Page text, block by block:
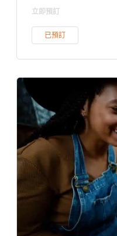
立即預訂
已預訂